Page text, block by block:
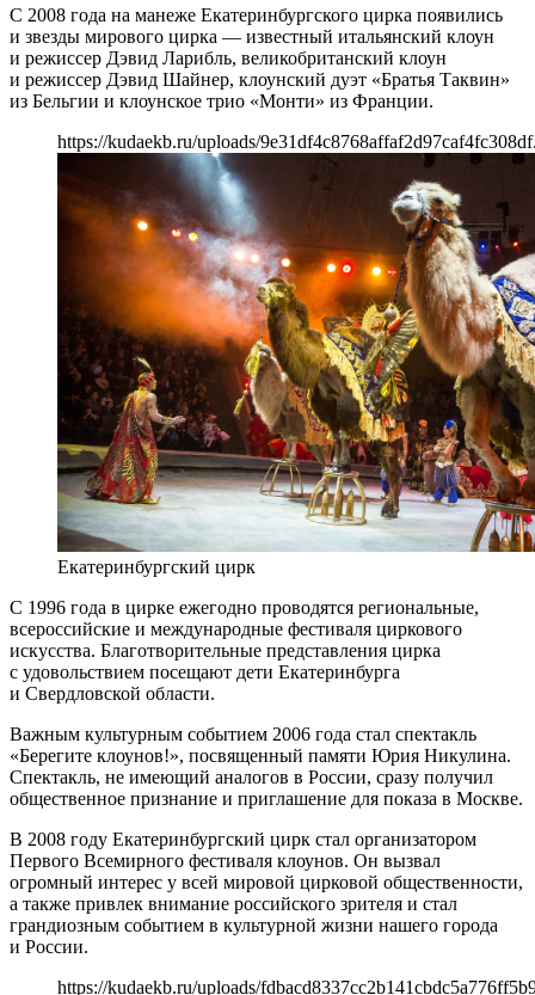
С 2008 года на манеже Екатеринбургского цирка появились
и звезды мирового цирка — известный итальянский клоун
и режиссер Дэвид Ларибль, великобританский клоун
и режиссер Дэвид Шайнер, клоунский дуэт «Братья Таквин»
из Бельгии и клоунское трио «Монти» из Франции.
https://kudaekb.ru/uploads/
Екатеринбургский цирк
С 1996 года в цирке ежегодно проводятся региональные,
всероссийские и международные фестиваля циркового
искусства. Благотворительные представления цирка
с удовольствием посещают дети Екатеринбурга
и Свердловской области.
Важным культурным событием 2006 года стал спектакль
«Берегите клоунов!», посвященный памяти Юрия Никулина.
Спектакль, не имеющий аналогов в России, сразу получил
общественное признание и приглашение для показа в Москве.
В 2008 году Екатеринбургский цирк стал организатором
Первого Всемирного фестиваля клоунов. Он вызвал
огромный интерес у всей мировой цирковой общественности,
а также привлек внимание российского зрителя и стал
грандиозным событием в культурной жизни нашего города
и России.
https://kudaekb.ru/uploads/